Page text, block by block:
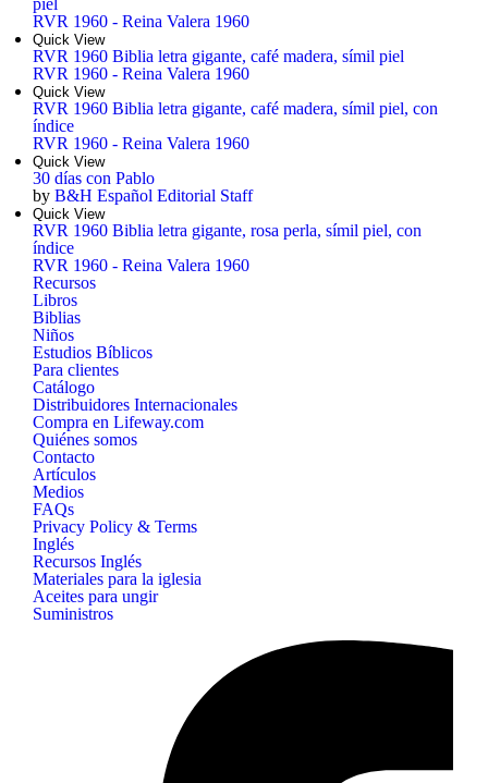
piel
RVR 1960 - Reina Valera 1960
Quick View
RVR 1960 Biblia letra gigante, café madera, símil piel
RVR 1960 - Reina Valera 1960
Quick View
RVR 1960 Biblia letra gigante, café madera, símil piel, con
índice
RVR 1960 - Reina Valera 1960
Quick View
30 días con Pablo
by B&H Español Editorial Staff
Quick View
RVR 1960 Biblia letra gigante, rosa perla, símil piel, con
índice
RVR 1960 - Reina Valera 1960
Recursos
Libros
Biblias
Niños
Estudios Bíblicos
Para clientes
Catálogo
Distribuidores Internacionales
Compra en Lifeway.com
Quiénes somos
Contacto
Artículos
Medios
FAQs
Privacy Policy & Terms
Inglés
Recursos Inglés
Materiales para la iglesia
Aceites para ungir
Suministros